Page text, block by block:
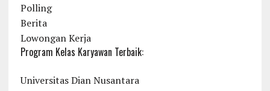
Polling
Berita
Lowongan Kerja
Program Kelas Karyawan Terbaik:
Universitas Dian Nusantara